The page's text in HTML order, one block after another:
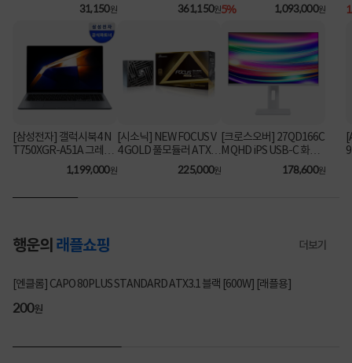
스&CCTV전용) 64GB
[어댑터포함] [SDSQQN
31,150원
0 [1TB]
361,150원
B/512GB/350W/FD) [기
본제품]★오직 컴퓨존에
서만, 여름맞이 HP 데스
크탑 한정특가!★
5% 1,093,000원
[삼성전자] 갤럭시북4 N
T750XGR-A51A 그레이
(i5-1335U/16GB/256G
B/FD) [기본제품] [최대
1,199,000원
[시소닉] NEW FOCUS V
4 GOLD 풀모듈러 ATX3.
1 GX-850 [850W] [블랙]
225,000원
[크로스오버] 27QD166C
M QHD iPS USB-C 화이
트 Ai 멀티스탠드178,600원
행운의 래플쇼핑 더보기
326명 참여
[엔클롬] CAPO 80PLUS STANDARD ATX3.1 블랙 [600W] [래플용]
200원
200원